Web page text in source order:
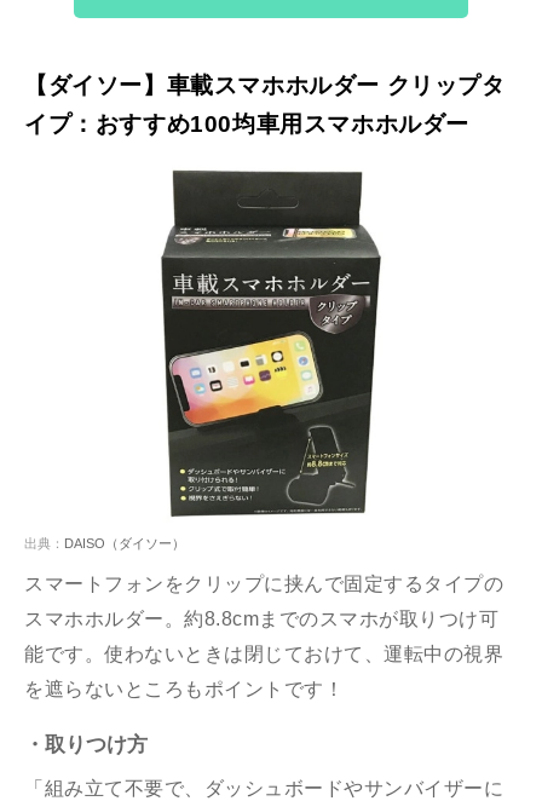
【ダイソー】車載スマホホルダー クリップタ
イプ：おすすめ100均車用スマホホルダー
出典： DAISO（ダイソー）
スマートフォンをクリップに挟んで固定するタイプの
スマホホルダー。約8.8cmまでのスマホが取りつけ可
能です。使わないときは閉じておけて、運転中の視界
を遮らないところもポイントです！
・取りつけ方
「組み立て不要で、ダッシュボードやサンバイザーに